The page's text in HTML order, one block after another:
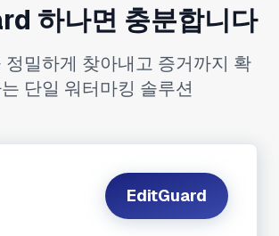
하나면 충분합니다
정밀하게 찾아내고 증거까지 확
단일 워터마킹 솔루션
EditGuard